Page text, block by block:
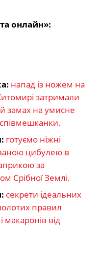
онлайн»:
напад із ножем на
затримали
замах на умисне
готуємо ніжні
цибулею в
за
Срібної Землі.
секрети ідеальних
правил
макаронів від